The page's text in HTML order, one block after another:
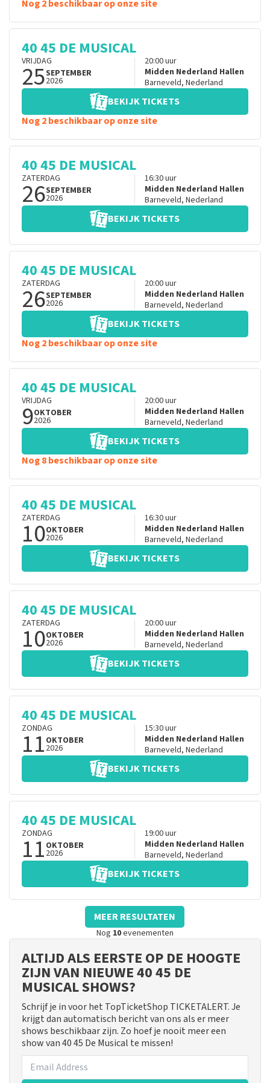
Nog 2 beschikbaar op onze site
40 45 DE MUSICAL
VRIJDAG
25SEPTEMBER
2026
20:00uur
Midden Nederland Hallen
Barneveld, Nederland
BEKIJK TICKETS
Nog 2 beschikbaar op onze site
40 45 DE MUSICAL
ZATERDAG
26SEPTEMBER
2026
16:30uur
Midden Nederland Hallen
Barneveld, Nederland
BEKIJK TICKETS
40 45 DE MUSICAL
ZATERDAG
26SEPTEMBER
2026
20:00uur
Midden Nederland Hallen
Barneveld, Nederland
BEKIJK TICKETS
Nog 2 beschikbaar op onze site
40 45 DE MUSICAL
VRIJDAG
9OKTOBER
2026
20:00uur
Midden Nederland Hallen
Barneveld, Nederland
BEKIJK TICKETS
Nog 8 beschikbaar op onze site
40 45 DE MUSICAL
ZATERDAG
10OKTOBER
2026
16:30uur
Midden Nederland Hallen
Barneveld, Nederland
BEKIJK TICKETS
40 45 DE MUSICAL
ZATERDAG
10OKTOBER
2026
20:00uur
Midden Nederland Hallen
Barneveld, Nederland
BEKIJK TICKETS
40 45 DE MUSICAL
ZONDAG
11 OKTOBER
2026
15:30uur
Midden Nederland Hallen
Barneveld, Nederland
BEKIJK TICKETS
40 45 DE MUSICAL
ZONDAG
11 OKTOBER
2026
19:00uur
Midden Nederland Hallen
Barneveld, Nederland
BEKIJK TICKETS
MEER RESULTATEN
Nog 10evenementen
ALTIJD ALS EERSTE OP DE HOOGTE
ZIJN VAN NIEUWE 40 45 DE
MUSICAL SHOWS?
Schrijf je in voor het TopTicketShop TICKETALERT. Je
krijgt dan automatisch bericht van ons als er meer
shows beschikbaar zijn. Zo hoef je nooit meer een
show van 40 45 De Musical te missen!